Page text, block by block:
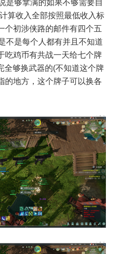
是够拿满的如果不够需要自
算收入全部按照最低收入标
个初涉侠路的邮件有四个五
不是每个人都有并且不知道
吃鸡币有共战一天给七个牌
全够换武器的(不知道这个牌
的地方，这个牌子可以换各